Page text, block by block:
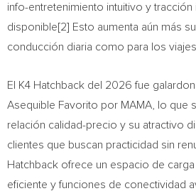
info-entretenimiento intuitivo y tracción
disponible[2] Esto aumenta aún más
conducción diaria como para los
El K4 Hatchback del 2026 fue
Asequible Favorito por MAMA, lo que
relación calidad-precio y su atractivo
clientes que buscan practicidad sin
Hatchback ofrece un espacio de
eficiente y funciones de conectividad